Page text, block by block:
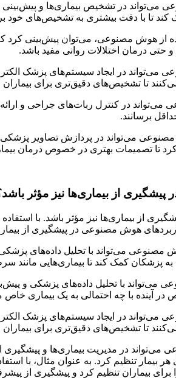
می‌تواند در تشخیص بیماری‌ها و
تا با دقت بیشتری به تشخیص‌های خود
از هوش مصنوعی، می‌توان پیش‌بینی
درمان اختلالات روانی مفید باشد.
در ایجاد سیستم‌های پزشک
تا تشخیص‌های دقیق‌تری برای بیماران
در کنترل ربات‌های جراحی و ارائه
برسانند.
می‌تواند در پردازش تصاویر پزشکی
تا تصمیمات بهتری در خصوص درمان
از بیماری‌ها نیز مؤثر
از بیماری‌ها نیز مؤثر باشد. با
هوش مصنوعی در پیشگیری از
می‌تواند با تحلیل داده‌های
کمک کند تا بیماری‌هایی مانند
می‌تواند با تحلیل داده‌های پزشکی و
با چه احتمالی به یک بیماری خاص
در ایجاد سیستم‌های پزشک
تا تشخیص‌های دقیق‌تری برای بیماران
در مدیریت بیماری‌ها و پیشگیری
بیمار تنظیم کرد. به عنوان مثال، با
برای بیماران تنظیم کرد و پیشگیری از